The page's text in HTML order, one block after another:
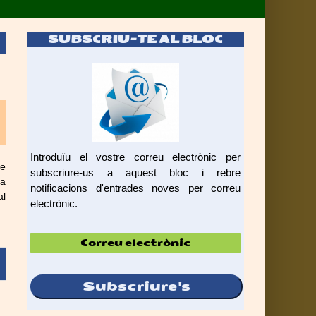
SUBSCRIU-TE AL BLOC
Introduïu el vostre correu electrònic per
subscriure-us a aquest bloc i rebre
notificacions d'entrades noves per correu
electrònic.
electrònic
Subscriure's